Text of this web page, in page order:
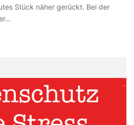
Stück näher gerückt. Bei der